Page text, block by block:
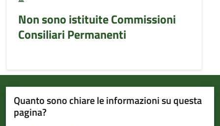
Non sono istituite Commissioni
Consiliari Permanenti
Quanto sono chiare le informazioni su questa
pagina?